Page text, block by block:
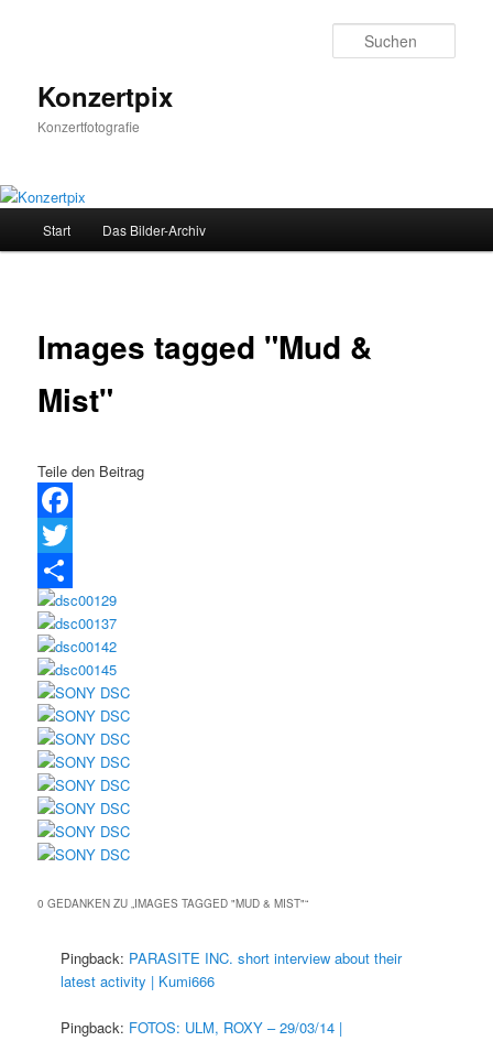
Konzertpix
Konzertfotografie
Start Das Bilder-Archiv
Images tagged "Mud &
Mist"
Teile den Beitrag
Facebook
Twitter
Teilen
0 GEDANKEN ZU „ IMAGES TAGGED "MUD & MIST"“
Pingback: PARASITE INC. short interview about their
latest activity | Kumi666
Pingback: FOTOS: ULM, ROXY – 29/03/14 |